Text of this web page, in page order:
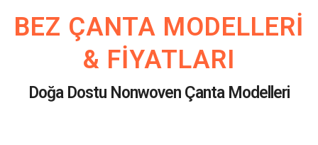
BEZ ÇANTA MODELLERI
& FIYATLARI
Doğa Dostu Nonwoven Çanta Modelleri